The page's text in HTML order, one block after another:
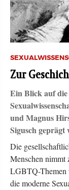
Zur
Ein Blick auf
und Magnus
Sigusch geprägt
Die
Menschen nimmt
LGBTQ-Themen
die moderne